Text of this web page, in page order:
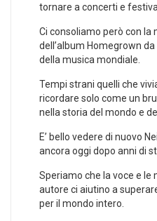
tornare a concerti e
Ci consoliamo però con la
dell’album Homegrown
della musica mondiale.
Tempi strani quelli che
ricordare solo come un
nella storia del mondo e
E’ bello vedere di nuovo
ancora oggi dopo anni di
Speriamo che la voce e le
autore ci aiutino a
per il mondo intero.